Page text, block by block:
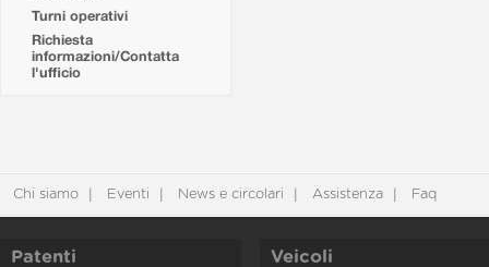
Turni operativi
Richiesta
informazioni/Contatta
l'ufficio
Chi siamo Eventi News e circolari Assistenza Faq
Patenti Veicoli